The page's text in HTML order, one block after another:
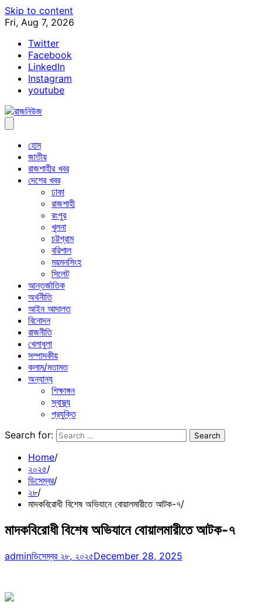
Skip to content
Fri, Aug 7, 2026
Twitter
Facebook
LinkedIn
Instagram
youtube
হোম
জাতীয়
রাজশাহীর খবর
দেশের খবর
ঢাকা
রাজশাহী
রংপুর
খুলনা
চট্টগ্রাম
বরিশাল
ময়মনসিংহ
সিলেট
আন্তর্জাতিক
অর্থনীতি
আইন আদালত
বিনোদন
রাজনীতি
খেলাধুলা
সম্পাদকীয়
কলাম/মতামত
অন্যান্য
শিক্ষাঙ্গন
স্বাস্থ্য
প্রযুক্তি
Search for:
Home
২০২৫
ডিসেম্বর
২৮
মাদকবিরোধী বিশেষ অভিযানে বোয়ালমারীতে আটক-৭
মাদকবিরোধী বিশেষ অভিযানে বোয়ালমারীতে আটক-৭
adminডিসেম্বর ২৮, ২০২৫December 28, 2025